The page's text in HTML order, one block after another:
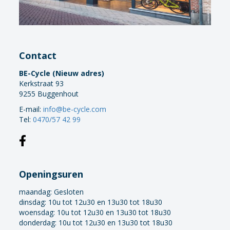
Contact
BE-Cycle (Nieuw adres)
Kerkstraat 93
9255 Buggenhout
E-mail:info@be-cycle.com
Tel:0470/57 42 99
Openingsuren
maandag:Gesloten
dinsdag: 10u tot 12u30 en 13u30 tot 18u30
woensdag: 10u tot 12u30 en 13u30 tot 18u30
donderdag: 10u tot 12u30 en 13u30 tot 18u30